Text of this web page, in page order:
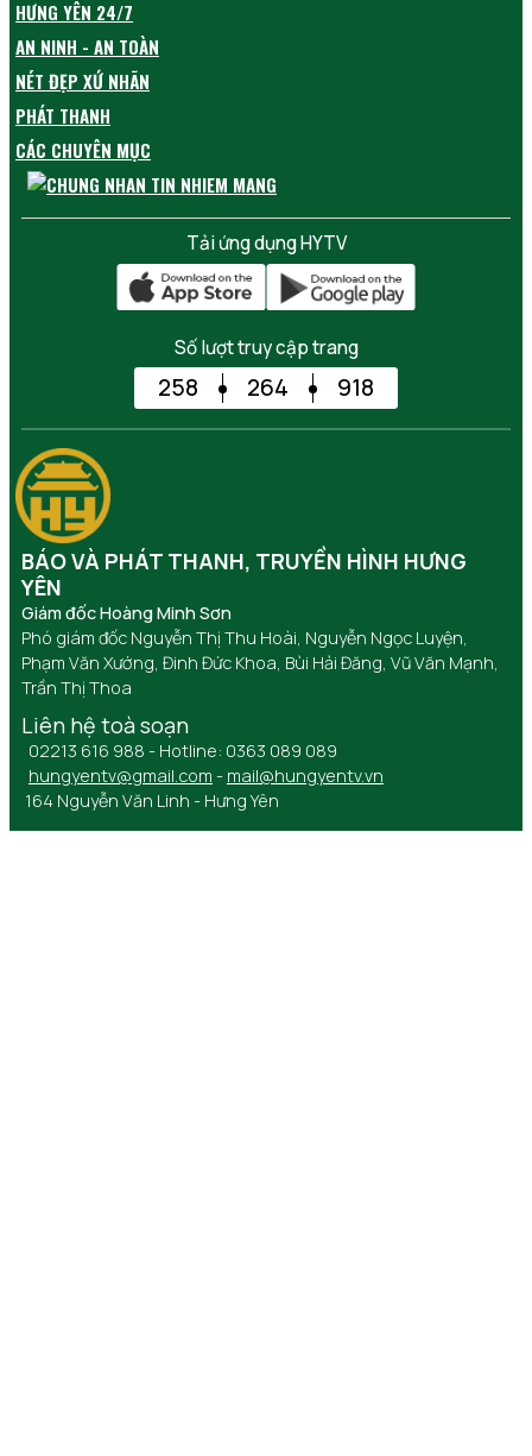
HƯNG YÊN 24/7
AN NINH - AN TOÀN
NÉT ĐẸP XỨ NHÃN
PHÁT THANH
CÁC CHUYÊN MỤC
Tải ứng dụng HYTV
Số lượt truy cập trang
258 264 918
BÁO VÀ PHÁT THANH, TRUYỀN HÌNH HƯNG
YÊN
Giám đốc Hoàng Minh Sơn
Phó giám đốc Nguyễn Thị Thu Hoài, Nguyễn Ngọc Luyện,
Phạm Văn Xướng, Đinh Đức Khoa, Bùi Hải Đăng, Vũ Văn Mạnh,
Trần Thị Thoa
Liên hệ toà soạn
02213 616 988 - Hotline: 0363 089 089
hungyentv@gmail.com - mail@hungyentv.vn
164 Nguyễn Văn Linh - Hưng Yên